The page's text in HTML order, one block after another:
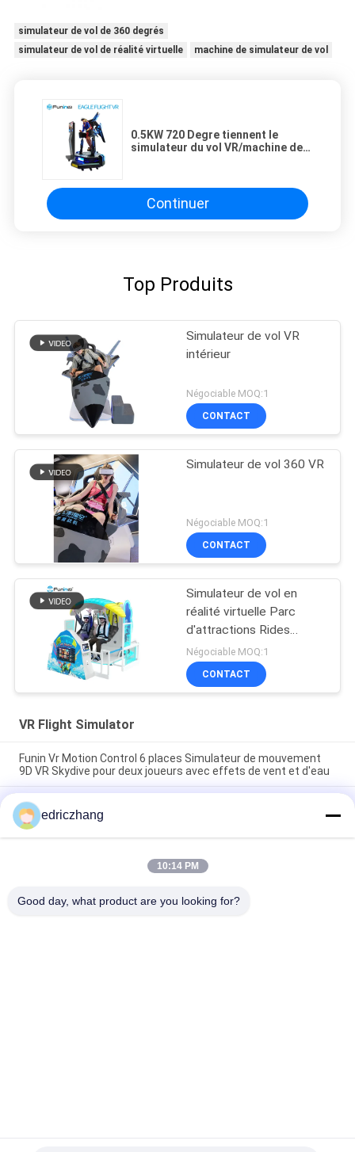
simulateur de vol de 360 degrés
simulateur de vol de réalité virtuelle
machine de simulateur de vol
0.5KW 720 Degre tiennent le
simulateur du vol VR/machine de
Continuer
Top Produits
Simulateur de vol VR
intérieur
Négociable MOQ:1
CONTACT
Simulateur de vol 360 VR
Négociable MOQ:1
CONTACT
Simulateur de vol en
réalité virtuelle Parc
d'attractions Rides
Double siège VR Volant
Machine de jeu
Négociable MOQ:1
CONTACT
VR Flight Simulator
Funin Vr Motion Control 6 places Simulateur de mouvement
9D VR Skydive pour deux joueurs avec effets de vent et d'eau
Variété de contenu Simulateur de réalité virtuelle 9D VR
Skydive offrant un son surround et de multiples
fonctionnalités de plateforme conçues pour l'interactivité
Simulateur de jeux de réalité virtuelle bleu pour enfants, conçu
avec des fonctionnalités à faible entretien, combinant
edriczhang
10:14 PM
Good day, what product are you looking for?